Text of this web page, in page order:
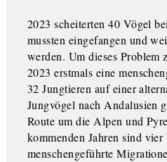
2023 scheiterten 40 Vögel
mussten eingefangen und
werden. Um dieses Problem
2023 erstmals eine
32 Jungtieren auf einer
Jungvögel nach Andalusien
Route um die Alpen und
kommenden Jahren sind
menschengeführte